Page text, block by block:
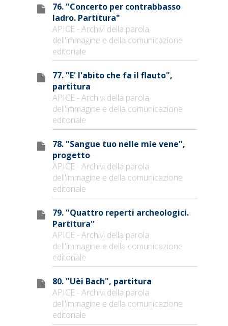
76. "Concerto per contrabbasso
ladro. Partitura"
APICE - Archivi della parola
dell'immagine e della comunicazione
editoriale
77. "E' l'abito che fa il flauto",
partitura
APICE - Archivi della parola
dell'immagine e della comunicazione
editoriale
78. "Sangue tuo nelle mie vene",
progetto
APICE - Archivi della parola
dell'immagine e della comunicazione
editoriale
79. "Quattro reperti archeologici.
Partitura"
APICE - Archivi della parola
dell'immagine e della comunicazione
editoriale
80. "Uèi Bach", partitura
APICE - Archivi della parola
dell'immagine e della comunicazione
editoriale